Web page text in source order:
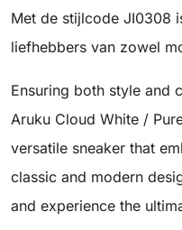
Met de stijlcode JI0308
liefhebbers van zowel
Ensuring both style and
Aruku Cloud White /
versatile sneaker that
classic and modern
and experience the